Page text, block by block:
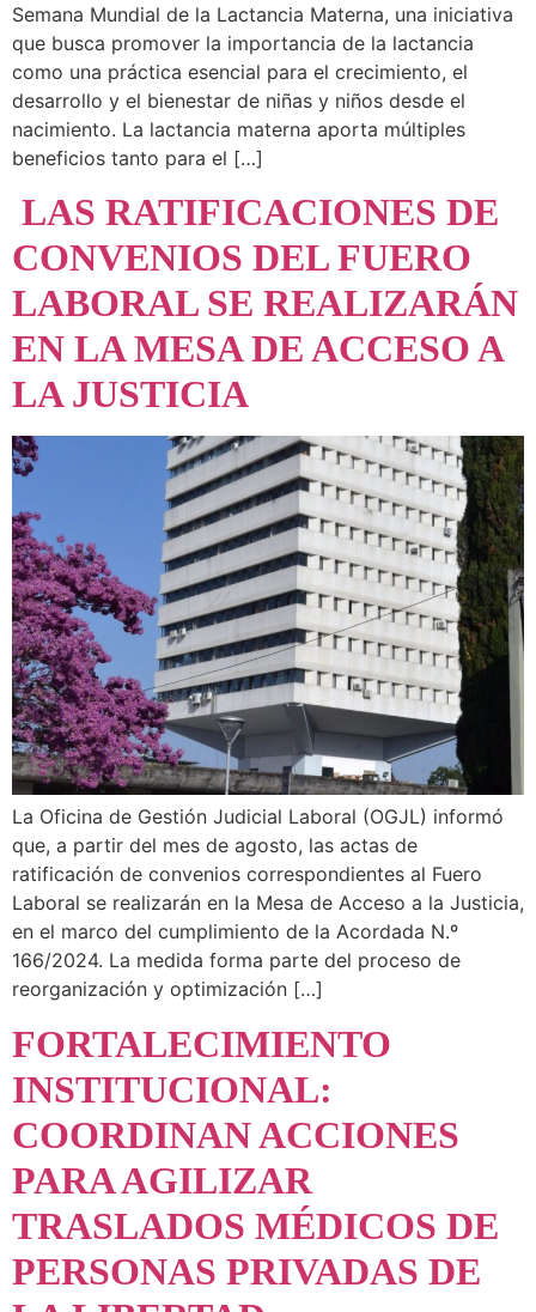
Semana Mundial de la Lactancia Materna, una iniciativa
que busca promover la importancia de la lactancia
como una práctica esencial para el crecimiento, el
desarrollo y el bienestar de niñas y niños desde el
nacimiento. La lactancia materna aporta múltiples
beneficios tanto para el […]
LAS RATIFICACIONES DE
CONVENIOS DEL FUERO
LABORAL SE REALIZARÁN
EN LA MESA DE ACCESO A
LA JUSTICIA
La Oficina de Gestión Judicial Laboral (OGJL) informó
que, a partir del mes de agosto, las actas de
ratificación de convenios correspondientes al Fuero
Laboral se realizarán en la Mesa de Acceso a la Justicia,
en el marco del cumplimiento de la Acordada N.º
166/2024. La medida forma parte del proceso de
reorganización y optimización […]
FORTALECIMIENTO
INSTITUCIONAL:
COORDINAN ACCIONES
PARA AGILIZAR
TRASLADOS MÉDICOS DE
PERSONAS PRIVADAS DE